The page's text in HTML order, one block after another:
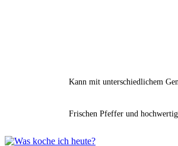
Kann mit unterschiedlichem
Frischen Pfeffer und